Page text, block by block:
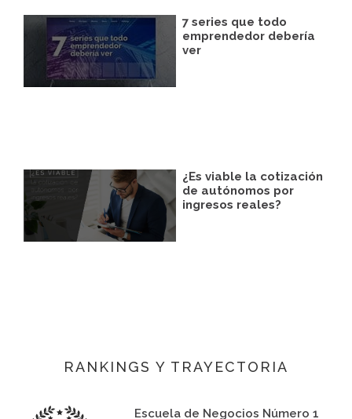
7 series que todo
emprendedor debería
ver
¿Es viable la cotización
de autónomos por
ingresos reales?
RANKINGS Y TRAYECTORIA
Escuela de Negocios Número 1